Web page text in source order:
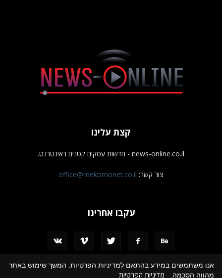
קצת עלינו
news-online.co.il - חדשות עסקים קטנים באינטרנט.
צור קשר: office@mekomonet.co.il
עקבו אחרינו
אנו משתמשים במידע בהתאם למדיניות הפרטיות. המשך שימוש באתר
מהווה הסכמה. מדיניות הפרטיות